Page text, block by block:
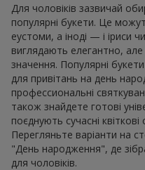
Для чоловіків зазвичай
популярні букети. Це
еустоми, а іноді — і іриси
виглядають елегантно,
значення. Популярні
для привітань на день
профессиональні
також знайдете готові
поєднують сучасні
Перегляньте варіанти на
"День народження", де
для чоловіків.